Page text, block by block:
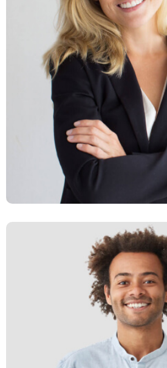
Latina Lucas